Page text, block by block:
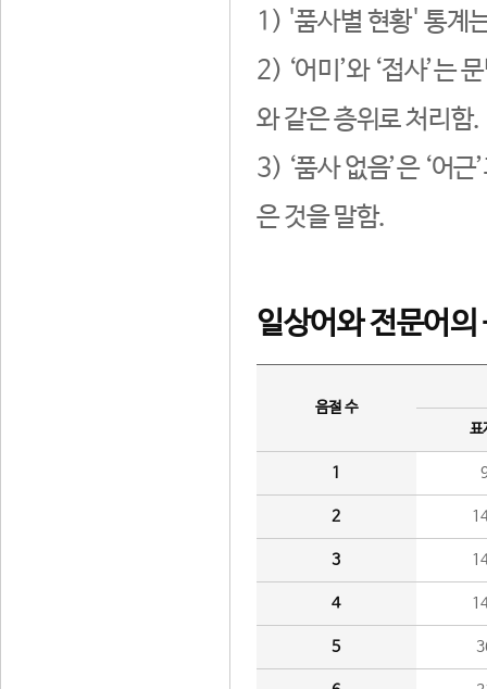
1) '품사별 현황' 통계
2) ‘어미’와 ‘접사’는
와 같은 층위로 처리함.
3) ‘품사 없음’은 ‘어
은 것을 말함.
일상어와 전문어의
음절 수
표
1
2
3
4
5